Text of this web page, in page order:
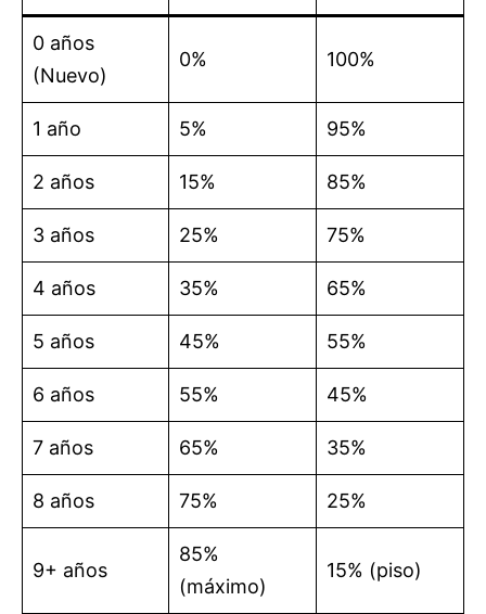
0 años
(Nuevo)
0% 100%
1 año 5% 95%
2 años 15% 85%
3 años 25% 75%
4 años 35% 65%
5 años 45% 55%
6 años 55% 45%
7 años 65% 35%
8 años 75% 25%
9+ años
85%
(máximo)
15% (piso)